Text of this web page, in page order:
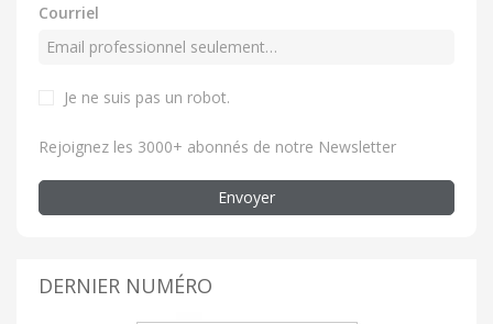
Courriel
Je ne suis pas un robot.
Rejoignez les 3000+ abonnés de notre Newsletter
Envoyer
DERNIER NUMÉRO